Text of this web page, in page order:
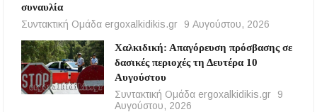
συναυλία
Συντακτική Ομάδα ergoxalkidikis.gr
9 Αυγούστου, 2026
Χαλκιδική: Απαγόρευση πρόσβασης σε
δασικές περιοχές τη Δευτέρα 10
Αυγούστου
Συντακτική Ομάδα ergoxalkidikis.gr
9
Αυγούστου, 2026